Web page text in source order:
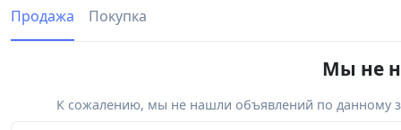
Продажа Покупка
Мы не
К сожалению, мы не нашли объявлений по данному